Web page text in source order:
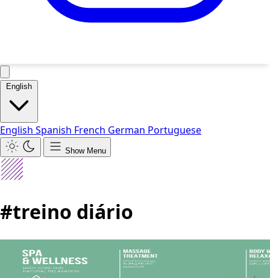
English
English Spanish French German Portuguese
Show Menu
#treino diário